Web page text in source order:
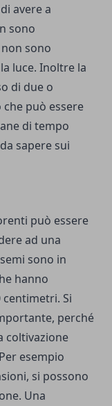
avere a
sono
sono
luce. Inoltre la
di due o
può essere
di tempo
sapere sui
può essere
ad una
sono in
hanno
centimetri. Si
perché
coltivazione
esempio
si possono
Una